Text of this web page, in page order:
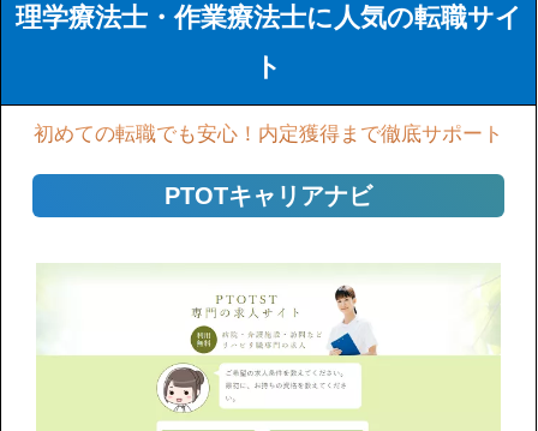
理学療法士・作業療法士に人気の転職サイ
ト
初めての転職でも安心！内定獲得まで徹底サポート
PTOTキャリアナビ